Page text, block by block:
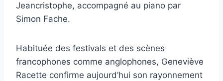
Jeancristophe, accompagné au piano par
Simon Fache.
Habituée des festivals et des scènes
francophones comme anglophones, Geneviève
Racette confirme aujourd’hui son rayonnement